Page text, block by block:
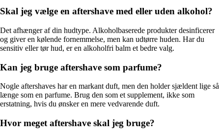
Skal jeg vælge en aftershave med eller uden alkohol?
Det afhænger af din hudtype. Alkoholbaserede produkter desinficerer
og giver en kølende fornemmelse, men kan udtørre huden. Har du
sensitiv eller tør hud, er en alkoholfri balm et bedre valg.
Kan jeg bruge aftershave som parfume?
Nogle aftershaves har en markant duft, men den holder sjældent lige så
længe som en parfume. Brug den som et supplement, ikke som
erstatning, hvis du ønsker en mere vedvarende duft.
Hvor meget aftershave skal jeg bruge?